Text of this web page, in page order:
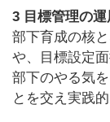
3 目標管理の
部下育成の核
や、目標設定
部下のやる気
とを交え実践